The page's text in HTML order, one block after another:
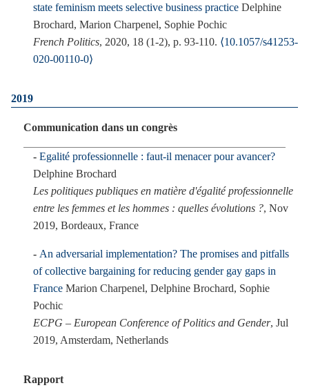
state feminism meets selective business practice Delphine
Brochard, Marion Charpenel, Sophie Pochic
French Politics, 2020, 18 (1-2), p. 93-110. ⟨10.1057/s41253-
020-00110-0⟩
2019
Communication dans un congrès
Egalité professionnelle : faut-il menacer pour avancer?
Delphine Brochard
Les politiques publiques en matière d'égalité professionnelle
entre les femmes et les hommes : quelles évolutions ?, Nov
2019, Bordeaux, France
An adversarial implementation? The promises and pitfalls
of collective bargaining for reducing gender gay gaps in
France Marion Charpenel, Delphine Brochard, Sophie
Pochic
ECPG – European Conference of Politics and Gender, Jul
2019, Amsterdam, Netherlands
Rapport